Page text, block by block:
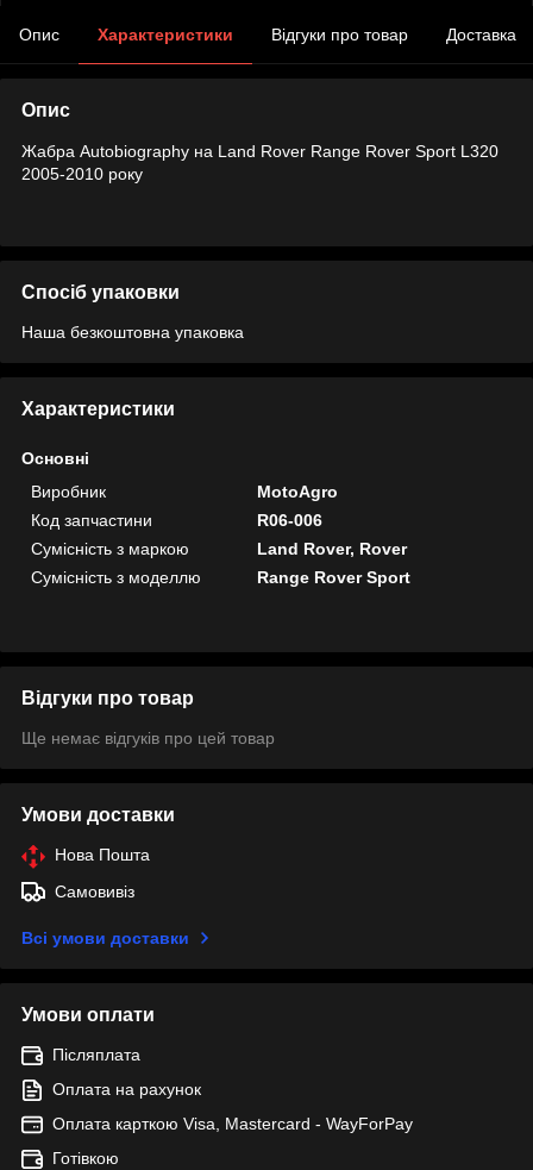
Опис Характеристики Відгуки про товар Доставка
Опис
Жабра Autobiography на Land Rover Range Rover Sport L320
2005-2010 року
Спосіб упаковки
Наша безкоштовна упаковка
Характеристики
Основні
Виробник
MotoAgro
Код запчастини
R06-006
Сумісність з маркою
Land Rover, Rover
Сумісність з моделлю
Range Rover Sport
Відгуки про товар
Ще немає відгуків про цей товар
Умови доставки
Нова Пошта
Самовивіз
Всі умови доставки
Умови оплати
Післяплата
Оплата на рахунок
Оплата карткою Visa, Mastercard - WayForPay
Готівкою